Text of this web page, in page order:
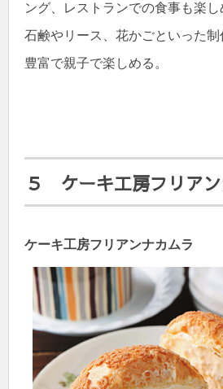
ング、レストランでの食事も楽し
石鹸やリース、花かごといった
豊富で親子で楽しめる。
５ ケーキ工房フリア
ケーキ工房フリアンナカムラ